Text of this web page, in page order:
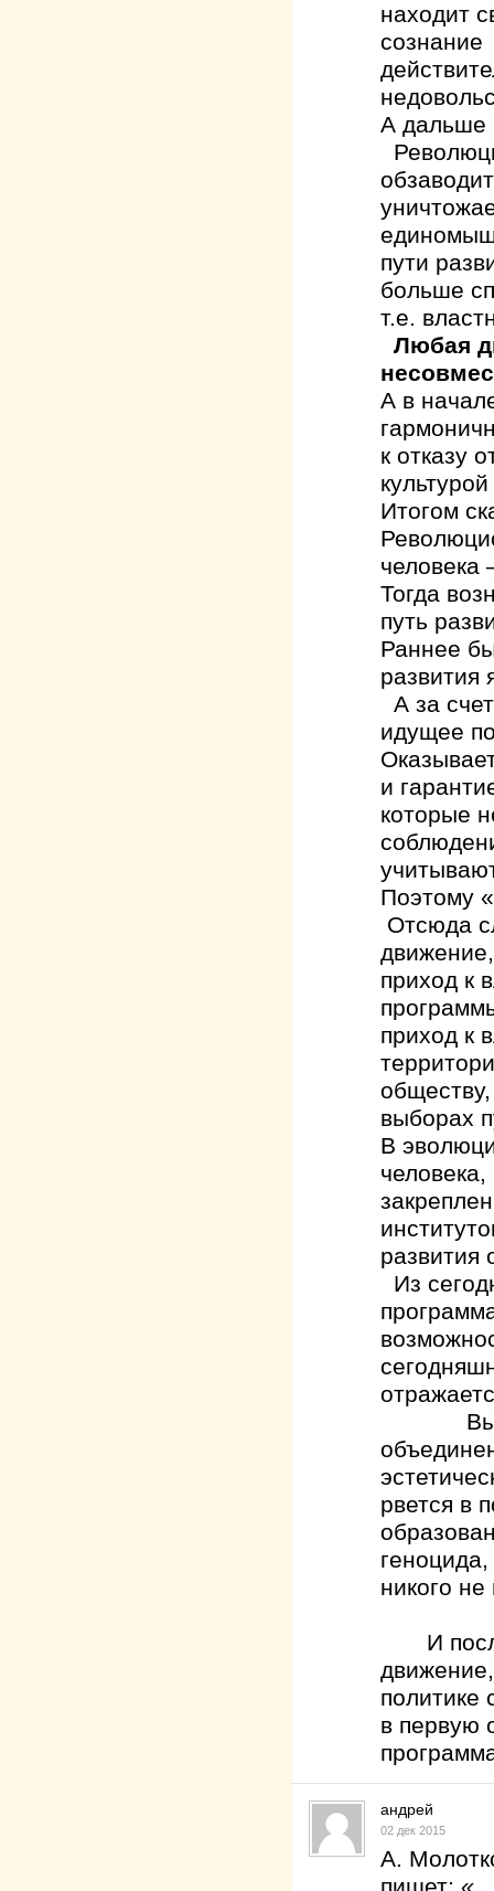
находит
сознание
А дальше
пути
больше
т.е.
Любая
А в
к отказу
Итогом
человека
Тогда
путь
Раннее
развития
А за
идущее
и
которые
Поэтому
Отсюда
приход к
приход к
выборах
В
развития
Из
Выход
рвется в
никого не
И
движение,
в первую
андрей
02 дек 2015
А.
пишет: